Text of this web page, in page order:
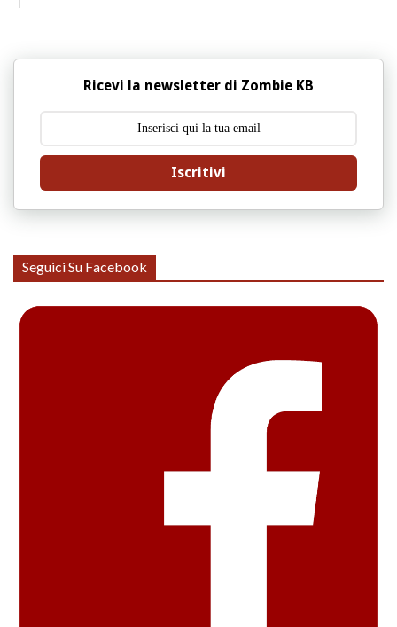
Ricevi la newsletter di Zombie KB
Iscritivi
Seguici Su Facebook